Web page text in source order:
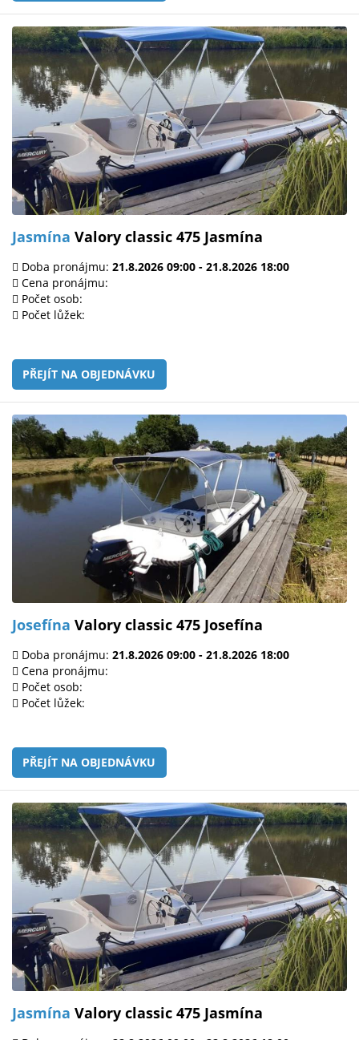
Jasmína Valory classic 475 Jasmína
Doba pronájmu: 21.8.2026 09:00 - 21.8.2026 18:00
Cena pronájmu:
Počet osob:
Počet lůžek:
PŘEJÍT NA OBJEDNÁVKU
Josefína Valory classic 475 Josefína
Doba pronájmu: 21.8.2026 09:00 - 21.8.2026 18:00
Cena pronájmu:
Počet osob:
Počet lůžek:
PŘEJÍT NA OBJEDNÁVKU
Jasmína Valory classic 475 Jasmína